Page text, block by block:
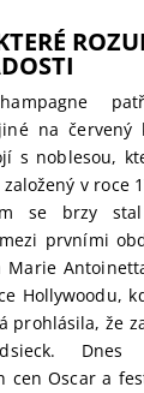
na červený
s noblesou,
v roce
se brzy
prvními
Marie
Hollywoodu,
prohlásila, že
cen Oscar a